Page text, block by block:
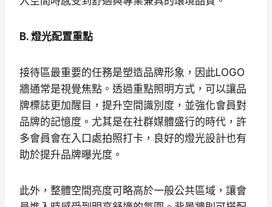
B. 燈光配置重點
接待區最重要的任務是塑造品牌形象，因此LOGO
牆通常是視覺焦點。透過重點照明方式，可以讓品
牌標誌更加醒目，提升空間識別度，並強化會員對
品牌的記憶度。尤其是在社群媒體盛行的時代，許
多會員會在入口處拍照打卡，良好的燈光設計也有
助於提升品牌曝光度。
此外，整體空間亮度可略高於一般公共區域，讓會